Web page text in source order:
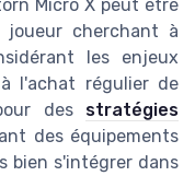
Micro X peut être
cherchant à
les enjeux
l'achat régulier de
des stratégies
des équipements
bien s'intégrer dans